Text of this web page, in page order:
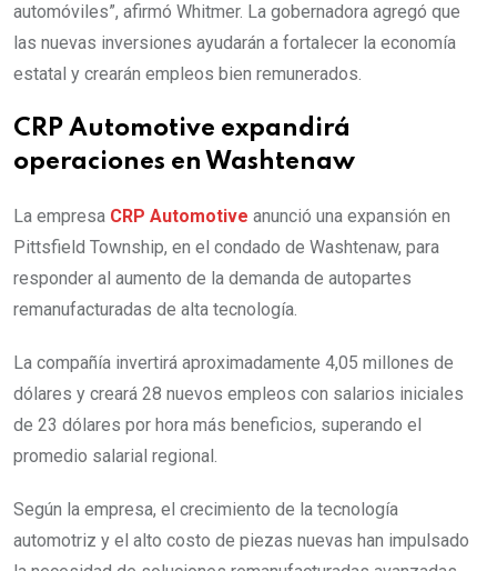
automóviles”, afirmó Whitmer. La gobernadora agregó que
las nuevas inversiones ayudarán a fortalecer la economía
estatal y crearán empleos bien remunerados.
CRP Automotive expandirá
operaciones en Washtenaw
La empresa CRP Automotive anunció una expansión en
Pittsfield Township, en el condado de Washtenaw, para
responder al aumento de la demanda de autopartes
remanufacturadas de alta tecnología.
La compañía invertirá aproximadamente 4,05 millones de
dólares y creará 28 nuevos empleos con salarios iniciales
de 23 dólares por hora más beneficios, superando el
promedio salarial regional.
Según la empresa, el crecimiento de la tecnología
automotriz y el alto costo de piezas nuevas han impulsado